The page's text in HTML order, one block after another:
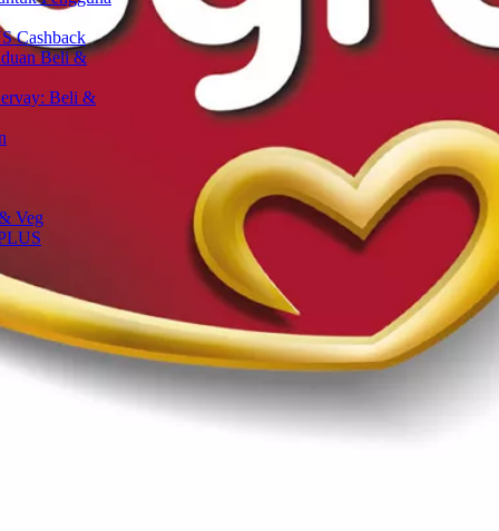
Cashback
Beli &
Beli &
Veg